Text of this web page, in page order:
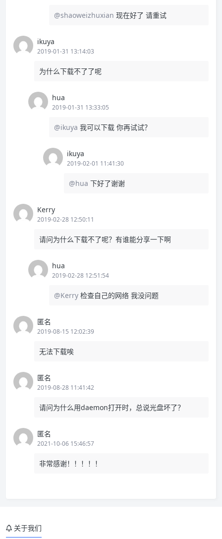
@shaoweizhuxian 现在好了 请重试
ikuya
2019-01-31 13:14:03
为什么下载不了了呢
hua
2019-01-31 13:33:05
@ikuya 我可以下载 你再试试？
ikuya
2019-02-01 11:41:30
@hua 下好了谢谢
Kerry
2019-02-28 12:50:11
请问为什么下载不了呢？有谁能分享一下啊
hua
2019-02-28 12:51:54
@Kerry 检查自己的网络 我没问题
匿名
2019-08-15 12:02:39
无法下载唉
匿名
2019-08-28 11:41:42
请问为什么用daemon打开时，总说光盘坏了？
匿名
2021-10-06 15:46:57
非常感谢！！！！！
关于我们